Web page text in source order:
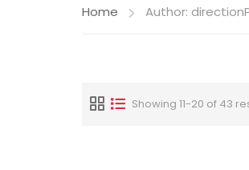
Home Author: direction
Showing 11-20 of 43